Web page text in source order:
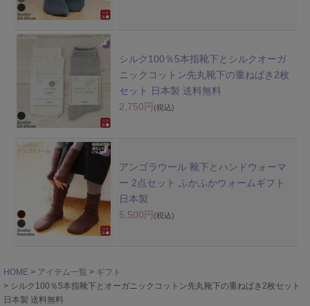
シルク100％5本指靴下とシルクオーガ
ニックコットン先丸靴下の重ねばき2枚
セット 日本製 送料無料
2,750円 (税込)
アンゴラウール 靴下とハンドウォーマ
ー 2点セット ふかふかウォームギフト
日本製
5,500円 (税込)
HOME アイテム一覧
ギフト
シルク100％5本指靴下とオーガニックコットン先丸靴下の重ねばき2枚セット
日本製 送料無料